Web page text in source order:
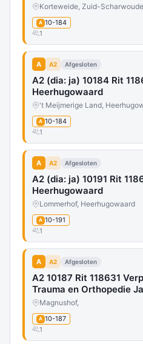
Korteweide, Zuid-Scharwoude
A 10-184
1
A A2 Afgesloten
A2 (dia: ja) 10184 Rit
Heerhugowaard
't Meijmerige Land,
A 10-184
1
A A2 Afgesloten
A2 (dia: ja) 10191 Rit
Heerhugowaard
Lommerhof, Heerhugowaard
A 10-191
1
A A2 Afgesloten
A2 10187 Rit 118631
Trauma en Orthopedie
Magnushof,
A 10-187
1